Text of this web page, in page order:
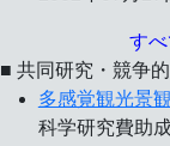
す
■ 共同研究・競争
多感覚観光景
科学研究費助